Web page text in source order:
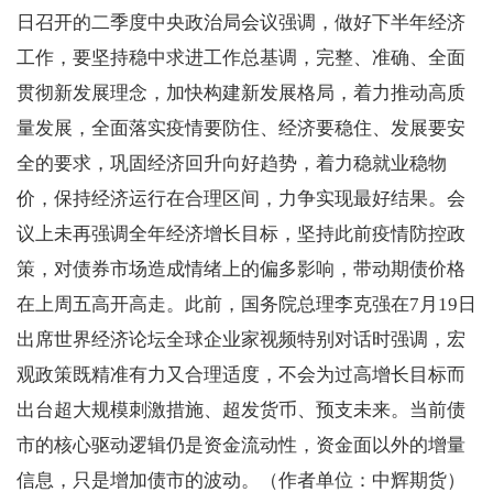
日召开的二季度中央政治局会议强调，做好下半年经济
工作，要坚持稳中求进工作总基调，完整、准确、全面
贯彻新发展理念，加快构建新发展格局，着力推动高质
量发展，全面落实疫情要防住、经济要稳住、发展要安
全的要求，巩固经济回升向好趋势，着力稳就业稳物
价，保持经济运行在合理区间，力争实现最好结果。会
议上未再强调全年经济增长目标，坚持此前疫情防控政
策，对债券市场造成情绪上的偏多影响，带动期债价格
在上周五高开高走。此前，国务院总理李克强在7月19日
出席世界经济论坛全球企业家视频特别对话时强调，宏
观政策既精准有力又合理适度，不会为过高增长目标而
出台超大规模刺激措施、超发货币、预支未来。当前债
市的核心驱动逻辑仍是资金流动性，资金面以外的增量
信息，只是增加债市的波动。（作者单位：中辉期货）